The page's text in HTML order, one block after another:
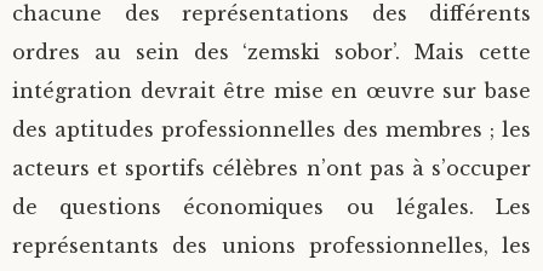
chacune des représentations des différents
ordres au sein des ‘zemski sobor’. Mais cette
intégration devrait être mise en œuvre sur base
des aptitudes professionnelles des membres ; les
acteurs et sportifs célèbres n’ont pas à s’occuper
de questions économiques ou légales. Les
représentants des unions professionnelles, les